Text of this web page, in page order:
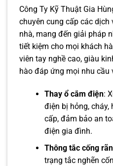
Công Ty Kỹ Thuật Gia
chuyên cung cấp các
nhà, mang đến giải pháp
tiết kiệm cho mọi khách
viên tay nghề cao, giàu
hào đáp ứng mọi nhu cầu
Thay ổ cắm điện:
điện bị hỏng, cháy,
cấp, đảm bảo an
điện gia đình.
Thông tắc cống
trạng tắc nghẽn